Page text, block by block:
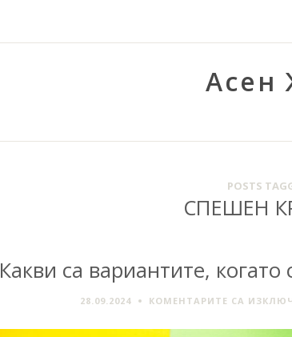
Асен
POSTS
СПЕШЕН
Какви са вариантите,
28.09.2024 КОМЕНТАРИТЕ СА